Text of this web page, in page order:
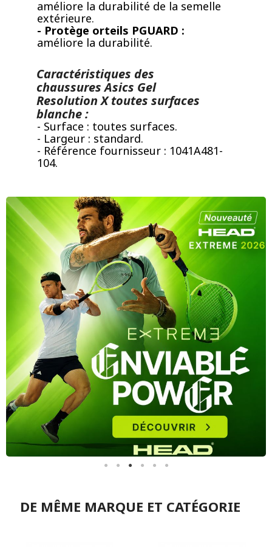
améliore la durabilité de la semelle
extérieure.
- Protège orteils PGUARD :
améliore la durabilité.
Caractéristiques des
chaussures Asics Gel
Resolution X toutes surfaces
blanche :
- Surface : toutes surfaces.
- Largeur : standard.
- Référence fournisseur : 1041A481-
104.
DE MÊME MARQUE ET CATÉGORIE